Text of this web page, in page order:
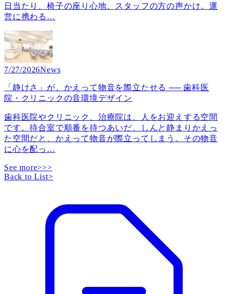
日当たり、椅子の座り心地、スタッフの方の声かけ。運
営に携わる …
7/27/2026News
「静けさ」が、かえって物音を際立たせる ── 歯科医
院・クリニックの音環境デザイン
歯科医院やクリニック、治療院は、人をお迎えする空間
です。待合室で順番を待つあいだ、しんと静まりかえっ
た空間だと、かえって物音が際立ってしまう。その物音
に心を配っ …
See more>>>
Back to List>